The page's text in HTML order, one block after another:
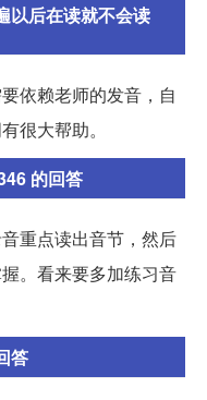
以后在读就不会读
依赖老师的发音，自
很大帮助。
的回答
重点读出音节，然后
。看来要多加练习音
答